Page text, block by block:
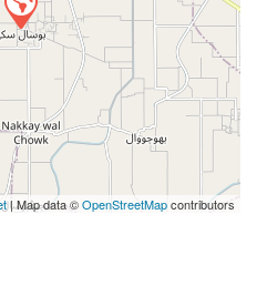
| Map data ©OpenStreetMapcontributors